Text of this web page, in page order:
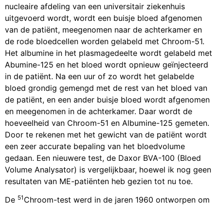
nucleaire afdeling van een universitair ziekenhuis
uitgevoerd wordt, wordt een buisje bloed afgenomen
van de patiënt, meegenomen naar de achterkamer en
de rode bloedcellen worden gelabeld met Chroom-51.
Het albumine in het plasmagedeelte wordt gelabeld met
Abumine-125 en het bloed wordt opnieuw geïnjecteerd
in de patiënt. Na een uur of zo wordt het gelabelde
bloed grondig gemengd met de rest van het bloed van
de patiënt, en een ander buisje bloed wordt afgenomen
en meegenomen in de achterkamer. Daar wordt de
hoeveelheid van Chroom-51 en Albumine-125 gemeten.
Door te rekenen met het gewicht van de patiënt wordt
een zeer accurate bepaling van het bloedvolume
gedaan. Een nieuwere test, de Daxor BVA-100 (Bloed
Volume Analysator) is vergelijkbaar, hoewel ik nog geen
resultaten van ME-patiënten heb gezien tot nu toe.
De 51 Chroom-test werd in de jaren 1960 ontworpen om